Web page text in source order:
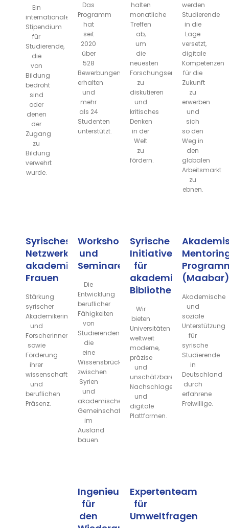
Ein
internationales
Stipendium
für
Studierende,
die
von
Bildung
bedroht
sind
oder
denen
der
Zugang
zu
Bildung
verwehrt
wurde.
Das
Programm
hat
seit
2020
über
528
Bewerbungen
erhalten
und
mehr
als 24
Studenten
unterstützt.
halten
monatliche
Treffen
ab,
um
die
neuesten
Forschungsergebnisse
zu
diskutieren
und
kritisches
Denken
in der
Welt
zu
fördern.
werden
Studierende
in die
Lage
versetzt,
digitale
Kompetenzen
für die
Zukunft
zu
erwerben
und
sich
so den
Weg in
den
globalen
Arbeitsmarkt
zu
ebnen.
Syrisches
Netzwerk
akademischer
Frauen
Stärkung
syrischer
Akademikerinnen
und
Forscherinnen
sowie
Förderung
ihrer
wissenschaftlichen
und
beruflichen
Präsenz.
Workshops
und
Seminare
Die
Entwicklung
beruflicher
Fähigkeiten
von
Studierenden,
die
eine
Wissensbrücke
zwischen
Syrien
und
akademischen
Gemeinschaften
im
Ausland
bauen.
Syrische
Initiative
für
akademische
Bibliotheken
Wir
bieten
Universitäten
weltweit
moderne,
präzise
und
unschätzbare
Nachschlagewerke
und
digitale
Plattformen.
(Maabar)
Akademische
und
soziale
Unterstützung
für
syrische
Studierende
in
Deutschland
durch
erfahrene
Freiwillige.
Ingenieure
für
den
Expertenteam
für
Umweltfragen